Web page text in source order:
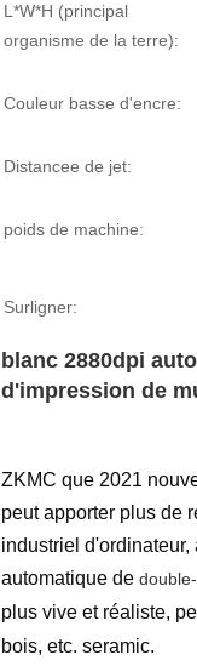
L*W*H (principal
organisme de la terre):
Couleur basse d'encre:
Distancee de jet:
poids de machine:
Surligner:
blanc 2880dpi
d'impression de
ZKMC que 2021
peut apporter plus de
industriel
automatique de double-
plus vive et réaliste,
bois, etc. seramic.